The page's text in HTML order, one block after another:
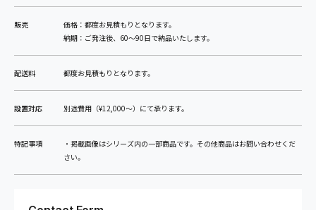
販売
価格：都度お見積もりとなります。
納期：ご発注後、60〜90日で納品いたします。
配送料 都度お見積もりとなります。
設置対応 別途費用（¥12,000〜）にて承ります。
特記事項
・掲載画像はシリーズ内の一部商品です。その他商品はお問い合わせくだ
さい。